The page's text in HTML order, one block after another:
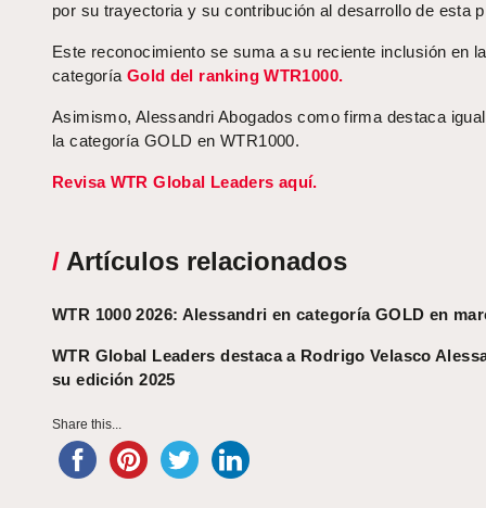
por su trayectoria y su contribución al desarrollo de esta
Este reconocimiento se suma a su reciente inclusión en la
categoría Gold del ranking WTR1000.
Asimismo, Alessandri Abogados como firma destaca
la categoría GOLD en WTR1000.
Revisa WTR Global Leaders aquí.
/ Artículos relacionados
WTR 1000 2026: Alessandri en categoría GOLD en
WTR Global Leaders destaca a Rodrigo Velasco
su edición 2025
Share this...